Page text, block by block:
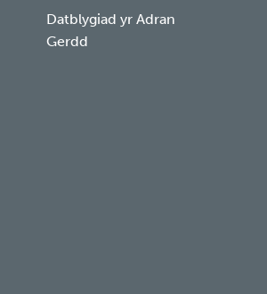
Datblygiad yr Adran
Gerdd